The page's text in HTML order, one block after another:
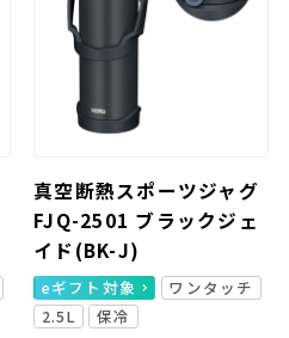
真空断熱スポーツジャグ
FJQ-2501 ブラックジェ
イド(BK-J)
eギフト対象
ワンタッチ
2.5L
保冷